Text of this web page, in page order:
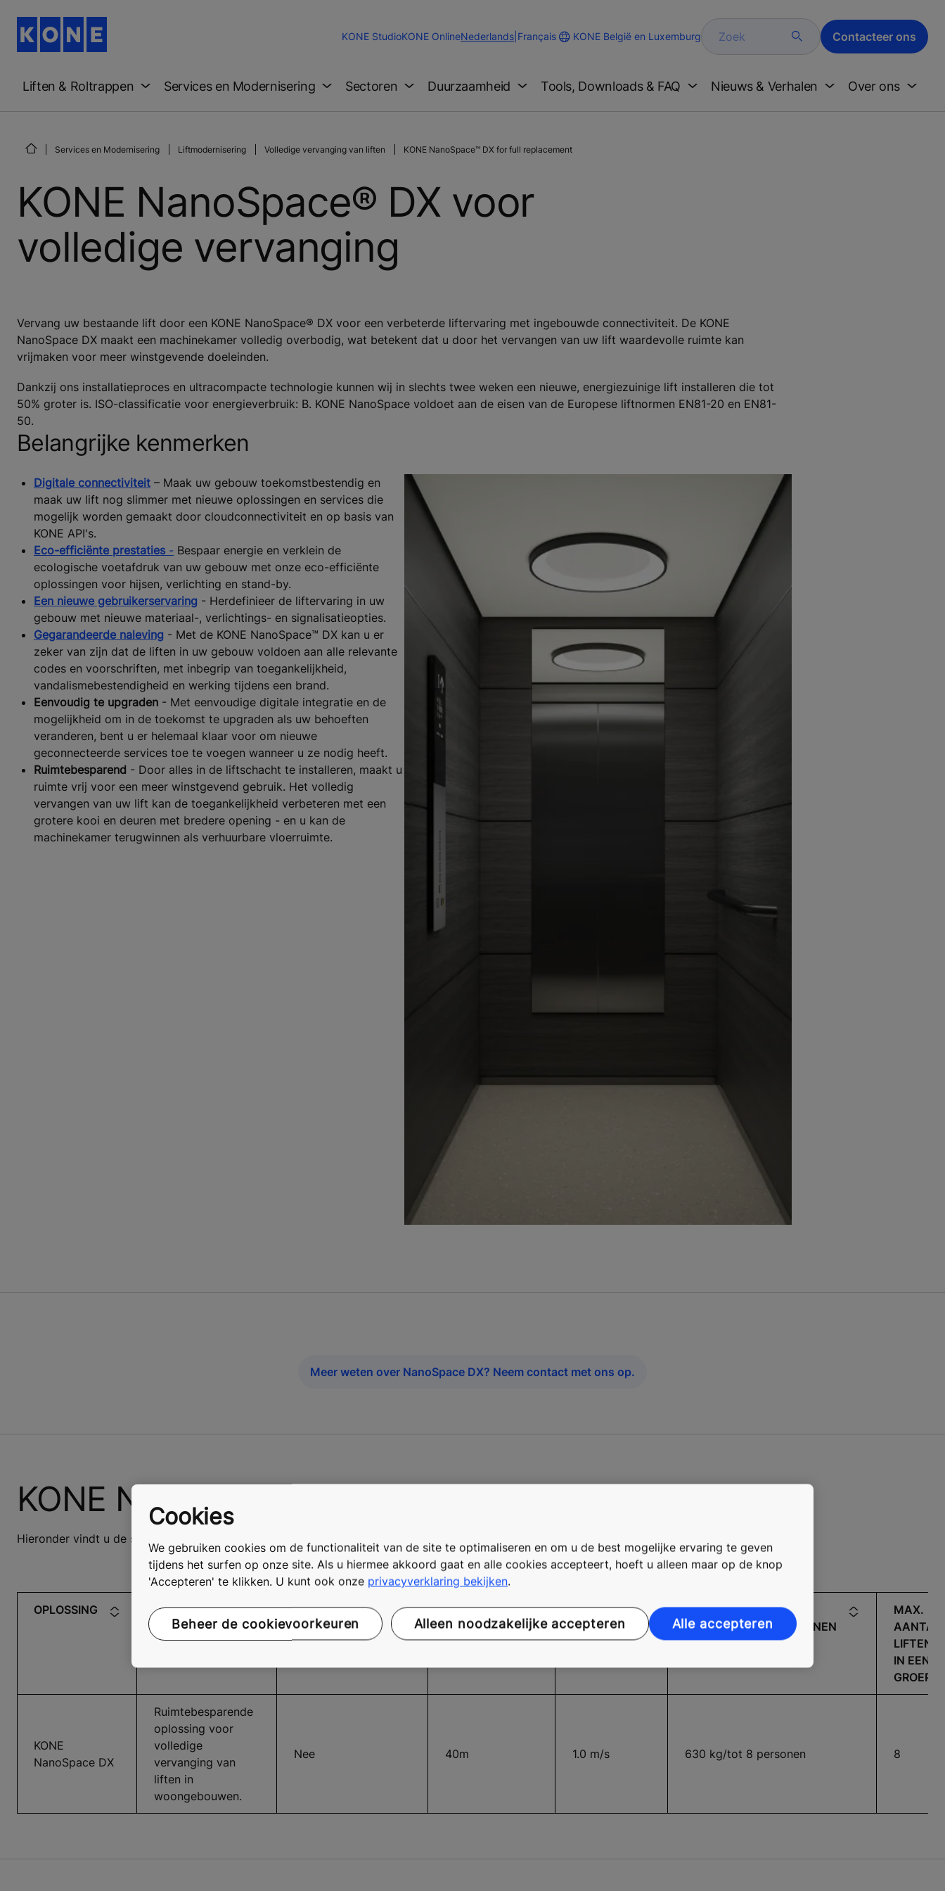
KONE StudioKONE OnlineChange
Nederlands Français KONE België en Luxemburg Zoek Contacteer ons
Liften & Roltrappen Services en Modernisering Sectoren Duurzaamheid Tools, Downloads & FAQ Nieuws & Verhalen Over ons
Services en Modernisering Liftmodernisering Volledige vervanging van liften KONE NanoSpace™ DX for full replacement
KONE NanoSpace® DX voor
volledige vervanging
Vervang uw bestaande lift door een KONE NanoSpace® DX voor een verbeterde liftervaring met ingebouwde connectiviteit. De KONE
NanoSpace DX maakt een machinekamer volledig overbodig, wat betekent dat u door het vervangen van uw lift waardevolle ruimte kan
vrijmaken voor meer winstgevende doeleinden.
Dankzij ons installatieproces en ultracompacte technologie kunnen wij in slechts twee weken een nieuwe, energiezuinige lift installeren die tot
50% groter is. ISO-classificatie voor energieverbruik: B. KONE NanoSpace voldoet aan de eisen van de Europese liftnormen EN81-20 en EN81-
50.
Belangrijke kenmerken
Digitale connectiviteit – Maak uw gebouw toekomstbestendig en
maak uw lift nog slimmer met nieuwe oplossingen en services die
mogelijk worden gemaakt door cloudconnectiviteit en op basis van
KONE API's.
Eco-efficiënte prestaties - Bespaar energie en verklein de
ecologische voetafdruk van uw gebouw met onze eco-efficiënte
oplossingen voor hijsen, verlichting en stand-by.
Een nieuwe gebruikerservaring - Herdefinieer de liftervaring in uw
gebouw met nieuwe materiaal-, verlichtings- en signalisatieopties.
Gegarandeerde naleving - Met de KONE NanoSpace™ DX kan u er
zeker van zijn dat de liften in uw gebouw voldoen aan alle relevante
codes en voorschriften, met inbegrip van toegankelijkheid,
vandalismebestendigheid en werking tijdens een brand.
Eenvoudig te upgraden - Met eenvoudige digitale integratie en de
mogelijkheid om in de toekomst te upgraden als uw behoeften
veranderen, bent u er helemaal klaar voor om nieuwe
geconnecteerde services toe te voegen wanneer u ze nodig heeft.
Ruimtebesparend - Door alles in de liftschacht te installeren, maakt u
ruimte vrij voor een meer winstgevend gebruik. Het volledig
vervangen van uw lift kan de toegankelijkheid verbeteren met een
grotere kooi en deuren met bredere opening - en u kan de
machinekamer terugwinnen als verhuurbare vloerruimte.
Meer weten over NanoSpace DX? Neem contact met ons op.
KONE NanoSpace DX
Hieronder vindt u de specificaties van de KONE NanoSpace DX.
OPLOSSING BESCHRIJVING MACHINEKAMER
MAX.
HEFHOOGTE
MAX.
SNELHEID
MAX.
HEFVERMOGEN/PERSONEN
MAX.
AANTAL
LIFTEN
IN EEN
GROEP
KONE
NanoSpace DX
Ruimtebesparende
oplossing voor
volledige
vervanging van
liften in
woongebouwen.
Nee 40m 1.0 m/s 630 kg/tot 8 personen 8
Cookies
We gebruiken cookies om de functionaliteit van de site te optimaliseren en om u de best mogelijke ervaring te geven
tijdens het surfen op onze site. Als u hiermee akkoord gaat en alle cookies accepteert, hoeft u alleen maar op de knop
'Accepteren' te klikken. U kunt ook onze privacyverklaring bekijken.
Beheer de cookievoorkeuren Alleen noodzakelijke accepteren Alle accepteren